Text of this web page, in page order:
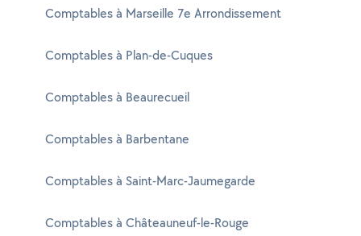
Comptables à Marseille 7e Arrondissement
Comptables à Plan-de-Cuques
Comptables à Beaurecueil
Comptables à Barbentane
Comptables à Saint-Marc-Jaumegarde
Comptables à Châteauneuf-le-Rouge